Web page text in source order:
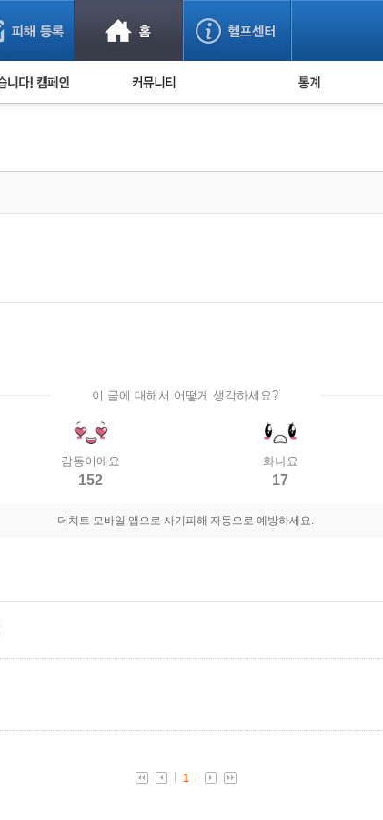
사기 예방했어요! 누적 피해사례 통계
이 글에 대해서 어떻게 생각하세요?
감동이에요
152
화나요
17
더치트 모바일 앱으로 사기피해 자동으로 예방하세요.